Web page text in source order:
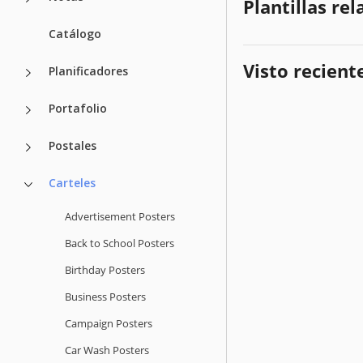
Catálogo
Planificadores
Portafolio
Postales
Carteles
Advertisement Posters
Back to School Posters
Birthday Posters
Business Posters
Campaign Posters
Car Wash Posters
Plantillas
Visto